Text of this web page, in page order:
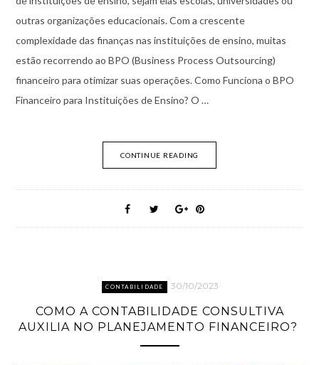
outras organizações educacionais. Com a crescente
complexidade das finanças nas instituições de ensino, muitas
estão recorrendo ao BPO (Business Process Outsourcing)
financeiro para otimizar suas operações. Como Funciona o BPO
Financeiro para Instituições de Ensino? O …
CONTINUE READING
CONTABILIDADE 30/10/2023
COMO A CONTABILIDADE CONSULTIVA
AUXILIA NO PLANEJAMENTO FINANCEIRO?